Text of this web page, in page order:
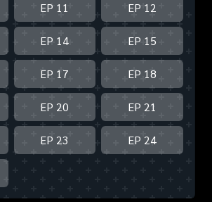
EP 11 EP 12
EP 14 EP 15
EP 17 EP 18
EP 20 EP 21
EP 23 EP 24